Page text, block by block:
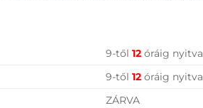
9-től 12óráig nyitva
9-től 12óráig nyitva
ZÁRVA